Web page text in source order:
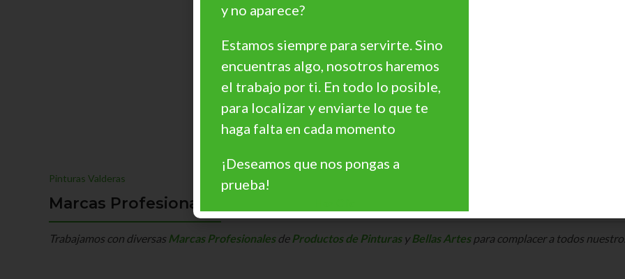
Pinturas Valderas
Marcas Profesionales
Trabajamos con diversas Marcas Profesionales de Productos de Pinturas yBellas Artes para complacer a todos
y no aparece?
Estamos siempre para servirte. Sino
encuentras algo, nosotros haremos
el trabajo por ti. En todo lo posible,
para localizar y enviarte lo que te
haga falta en cada momento
¡Deseamos que nos pongas a
prueba!